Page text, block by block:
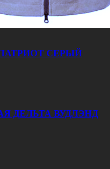
СЕРЫЙ
ДЕЛЬТА ВУДЛЭНД